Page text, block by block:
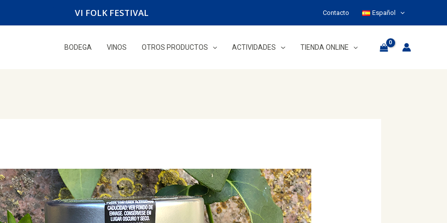
VI FOLK FESTIVAL Contacto Español
BODEGA VINOS OTROS PRODUCTOS ACTIVIDADES TIENDA ONLINE